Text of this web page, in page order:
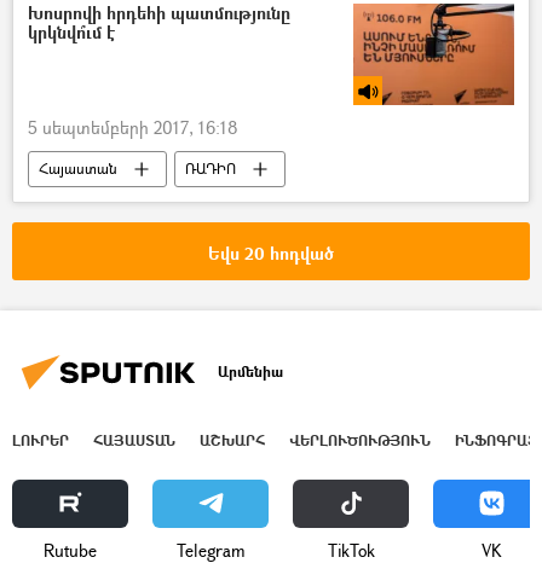
Խոսրովի հրդեհի պատմությունը
կրկնվո՞ւմ է
5 սեպտեմբերի 2017, 16:18
Հայաստան ՌԱԴԻՈ
Եվս 20 հոդված
Արմենիա
ԼՈՒՐԵՐ ՀԱՅԱՍՏԱՆ ԱՇԽԱՐՀ ՎԵՐԼՈՒԾՈՒԹՅՈՒՆ
Rutube Telegram ТikТоk VK